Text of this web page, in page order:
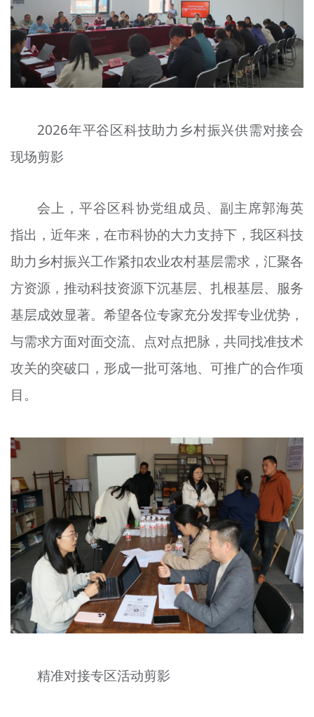
2026年平谷区科技助力乡村振兴供需对接会
现场剪影
会上，平谷区科协党组成员、副主席郭海英
指出，近年来，在市科协的大力支持下，我区科技
助力乡村振兴工作紧扣农业农村基层需求，汇聚各
方资源，推动科技资源下沉基层、扎根基层、服务
基层成效显著。希望各位专家充分发挥专业优势，
与需求方面对面交流、点对点把脉，共同找准技术
攻关的突破口，形成一批可落地、可推广的合作项
目。
精准对接专区活动剪影